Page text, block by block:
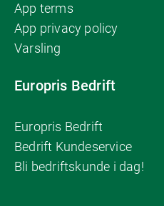
App terms
App privacy policy
Varsling
Europris Bedrift
Europris Bedrift
Bedrift Kundeservice
Bli bedriftskunde i dag!